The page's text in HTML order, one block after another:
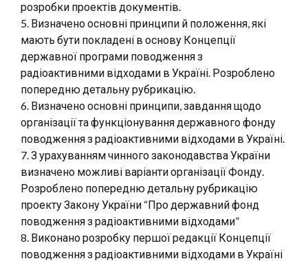
розробки проектів документів.
5. Визначено основні принципи й положення, які
мають бути покладені в основу Концепції
державної програми поводження з
радіоактивними відходами в Україні. Розроблено
попередню детальну рубрикацію.
6. Визначено основні принципи, завдання щодо
організації та функціонування державного фонду
поводження з радіоактивними відходами в Україні.
7. З урахуванням чинного законодавства України
визначено можливі варіанти організації Фонду.
Розроблено попередню детальну рубрикацію
проекту Закону України “Про державний фонд
поводження з радіоактивними відходами”
8. Виконано розробку першої редакції Концепції
поводження з радіоактивними відходами в Україні